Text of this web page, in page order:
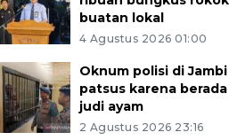
buatan lokal
4 Agustus 2026 01:00
Oknum polisi di
patsus karena
judi ayam
2 Agustus 2026 23:16